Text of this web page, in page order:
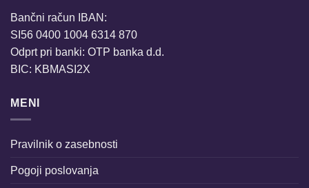
Bančni račun IBAN:
SI56 0400 1004 6314 870
Odprt pri banki: OTP banka d.d.
BIC: KBMASI2X
MENI
Pravilnik o zasebnosti
Pogoji poslovanja